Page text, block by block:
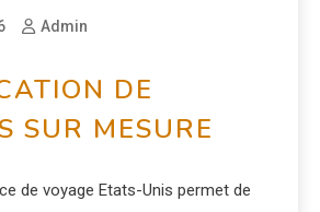
Admin
DE
SUR MESURE
de voyage Etats-Unis permet de